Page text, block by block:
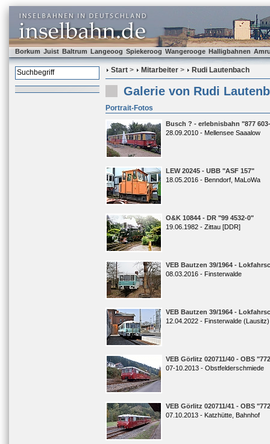
Borkum Juist Baltrum Langeoog Spiekeroog Wangerooge Halligbahnen
Start > Mitarbeiter > Rudi Lautenbach
Galerie von Rudi
Portrait-Fotos
Busch ? - erlebnisbahn "877
28.09.2010 - Mellensee Saaalow
LEW 20245 - UBB "ASF 157"
18.05.2016 - Benndorf, MaLoWa
O&K 10844 - DR "99 4532-0"
19.06.1982 - Zittau [DDR]
VEB Bautzen 39/1964 -
08.03.2016 - Finsterwalde
VEB Bautzen 39/1964 -
12.04.2022 - Finsterwalde (Lausitz)
VEB Görlitz 020711/40 - OBS
07-10.2013 - Obstfelderschmiede
VEB Görlitz 020711/41 - OBS
07.10.2013 - Katzhütte, Bahnhof